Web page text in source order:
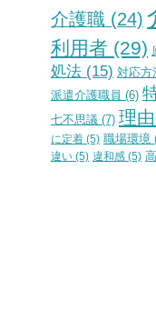
介護職 (24)
利用者 (29)
処法 (15) 対応方
派遣介護職員 (6)
七不思議 (7) 理由
に定着 (5) 職場環境
違い (5) 違和感 (5)